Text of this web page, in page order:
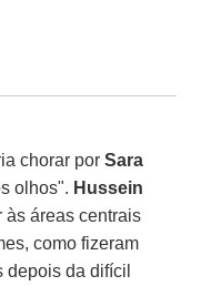
chorar porSara
olhos". Hussein
às áreas centrais
como fizeram
da difícil